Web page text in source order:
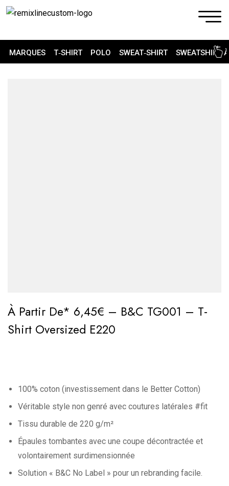
MARQUES T‑SHIRT POLO SWEAT‑SHIRT SWEATSHIRT
À Partir De* 6,45€ – B&C TG001 – T-
Shirt Oversized E220
100% coton (investissement dans le Better Cotton)
Véritable style non genré avec coutures latérales #fit
Tissu durable de 220 g/m²
Épaules tombantes avec une coupe décontractée et
volontairement surdimensionnée
Solution « B&C No Label » pour un rebranding facile.